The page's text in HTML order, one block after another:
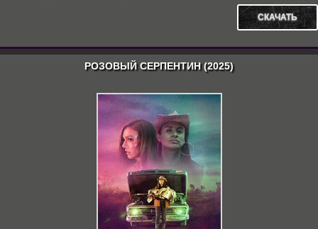
СКАЧАТЬ
РОЗОВЫЙ СЕРПЕНТИН (2025)